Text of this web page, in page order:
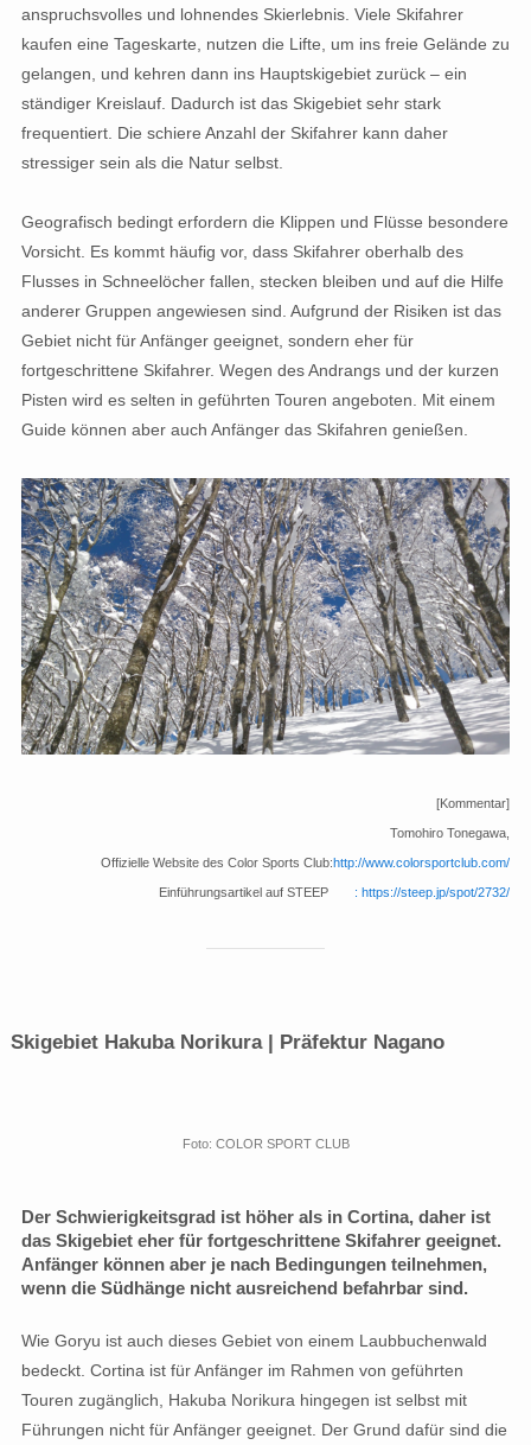
anspruchsvolles und lohnendes Skierlebnis. Viele Skifahrer
kaufen eine Tageskarte, nutzen die Lifte, um ins freie Gelände zu
gelangen, und kehren dann ins Hauptskigebiet zurück – ein
ständiger Kreislauf. Dadurch ist das Skigebiet sehr stark
frequentiert. Die schiere Anzahl der Skifahrer kann daher
stressiger sein als die Natur selbst.
Geografisch bedingt erfordern die Klippen und Flüsse besondere
Vorsicht. Es kommt häufig vor, dass Skifahrer oberhalb des
Flusses in Schneelöcher fallen, stecken bleiben und auf die Hilfe
anderer Gruppen angewiesen sind. Aufgrund der Risiken ist das
Gebiet nicht für Anfänger geeignet, sondern eher für
fortgeschrittene Skifahrer. Wegen des Andrangs und der kurzen
Pisten wird es selten in geführten Touren angeboten. Mit einem
Guide können aber auch Anfänger das Skifahren genießen.
[Kommentar]
Tomohiro Tonegawa,
Offizielle Website des Color Sports Club:http://www.colorsportclub.com/
Einführungsartikel auf STEEP : https://steep.jp/spot/2732/
Skigebiet Hakuba Norikura | Präfektur Nagano
Foto: COLOR SPORT CLUB
Der Schwierigkeitsgrad ist höher als in Cortina, daher ist
das Skigebiet eher für fortgeschrittene Skifahrer geeignet.
Anfänger können aber je nach Bedingungen teilnehmen,
wenn die Südhänge nicht ausreichend befahrbar sind.
Wie Goryu ist auch dieses Gebiet von einem Laubbuchenwald
bedeckt. Cortina ist für Anfänger im Rahmen von geführten
Touren zugänglich, Hakuba Norikura hingegen ist selbst mit
Führungen nicht für Anfänger geeignet. Der Grund dafür sind die